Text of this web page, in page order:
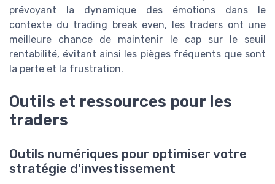
prévoyant la dynamique des émotions dans le
contexte du trading break even, les traders ont une
meilleure chance de maintenir le cap sur le seuil
rentabilité, évitant ainsi les pièges fréquents que sont
la perte et la frustration.
Outils et ressources pour les
traders
Outils numériques pour optimiser votre
stratégie d'investissement